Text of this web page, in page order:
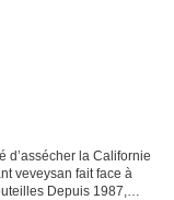
d’assécher la Californie
veveysan fait face à
Depuis 1987,